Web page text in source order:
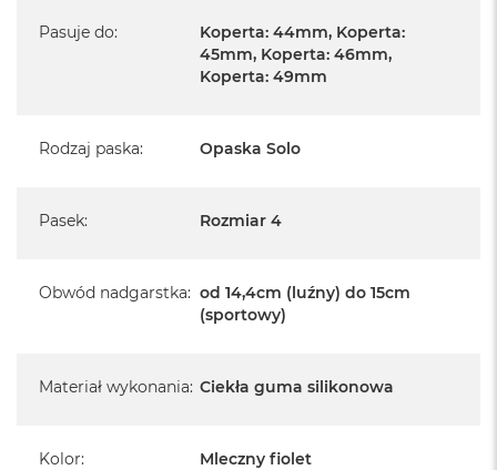
Pasuje do:
Koperta: 44mm, Koperta:
45mm, Koperta: 46mm,
Koperta: 49mm
Rodzaj paska: Opaska Solo
Pasek: Rozmiar 4
Obwód nadgarstka: od 14,4cm (luźny) do 15cm
(sportowy)
Materiał wykonania: Ciekła guma silikonowa
Kolor: Mleczny fiolet